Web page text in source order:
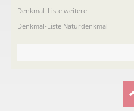
Denkmal_Liste weitere
Denkmal-Liste Naturdenkmal